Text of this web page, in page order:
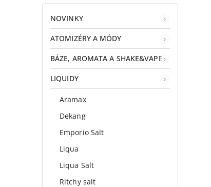
NOVINKY
ATOMIZÉRY A MÓDY
BÁZE, AROMATA A SHAKE&VAPE
LIQUIDY
Aramax
Dekang
Emporio Salt
Liqua
Liqua Salt
Ritchy salt